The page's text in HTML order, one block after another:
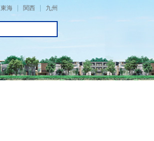
東海 関西 九州